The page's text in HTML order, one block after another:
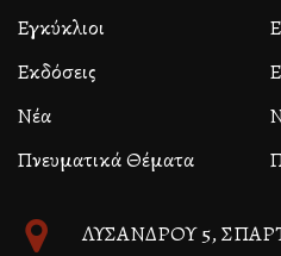
Εγκύκλιοι
Εκδόσεις
Νέα
Πνευματικά Θέματα
ΛΥΣΑΝΔΡΟΥ 5,